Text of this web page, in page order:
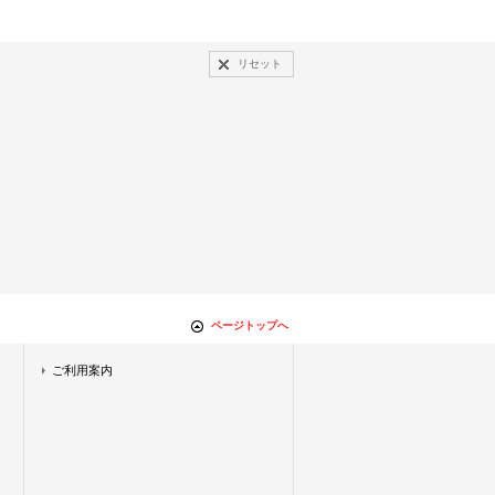
リセット
ページトップへ
ご利用案内